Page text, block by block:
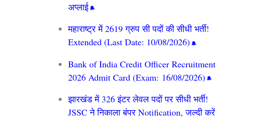
अप्लाई
महाराष्ट्र में 2619 ग्रुप सी पदों की सीधी भर्ती!
Extended (Last Date: 10/08/2026)
Bank of India Credit Officer Recruitment
2026 Admit Card (Exam: 16/08/2026)
झारखंड में 326 इंटर लेवल पदों पर सीधी भर्ती!
JSSC ने निकाला बंपर Notification, जल्दी करें